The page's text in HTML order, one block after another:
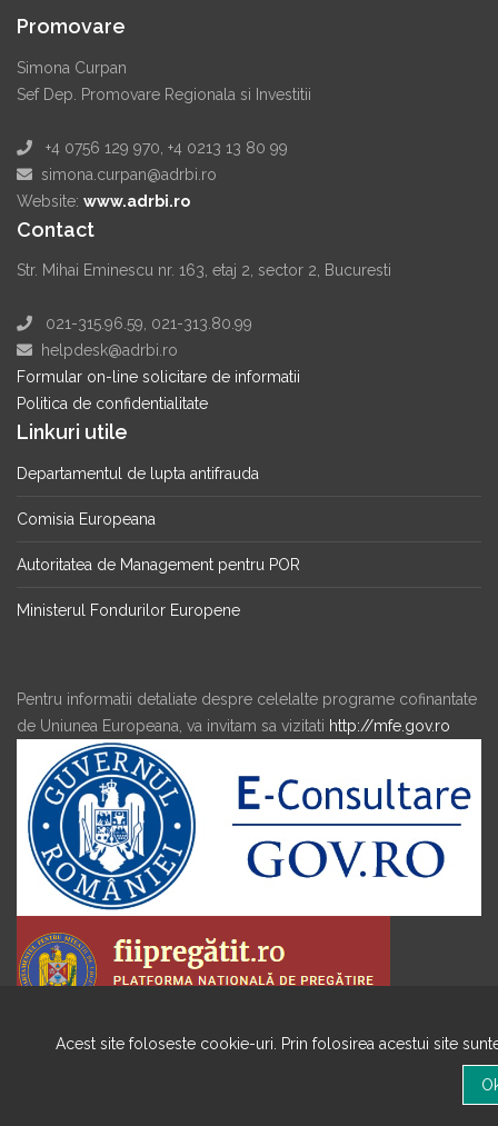
Promovare
Simona Curpan
Sef Dep. Promovare Regionala si Investitii
+4 0756 129 970, +4 0213 13 80 99
simona.curpan@adrbi.ro
Website: www.adrbi.ro
Contact
Str. Mihai Eminescu nr. 163, etaj 2, sector 2, Bucuresti
021-315.96.59, 021-313.80.99
helpdesk@adrbi.ro
Formular on-line solicitare de informatii
Politica de confidentialitate
Linkuri utile
Departamentul de lupta antifrauda
Comisia Europeana
Autoritatea de Management pentru POR
Ministerul Fondurilor Europene
Pentru informatii detaliate despre celelalte programe cofinantate
de Uniunea Europeana, va invitam sa vizitati http://mfe.gov.ro
Acest site foloseste cookie-uri. Prin folosirea acestui site